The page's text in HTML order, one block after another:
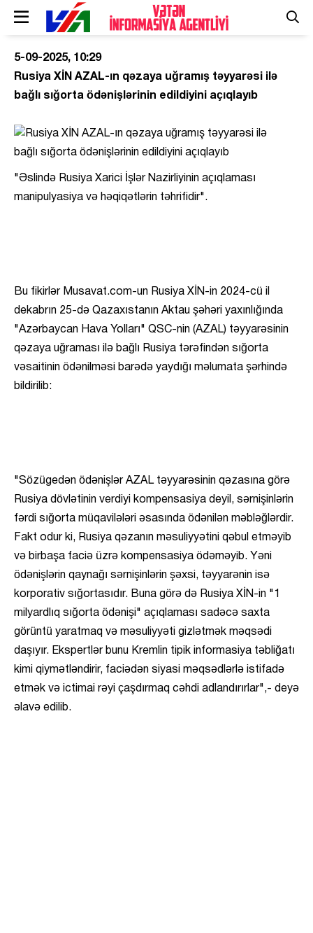
5-09-2025, 10:29
Rusiya XİN AZAL-ın qəzaya uğramış təyyarəsi ilə
bağlı sığorta ödənişlərinin edildiyini açıqlayıb
"Əslində Rusiya Xarici İşlər Nazirliyinin açıqlaması
manipulyasiya və həqiqətlərin təhrifidir".
Bu fikirlər Musavat.com-un Rusiya XİN-in 2024-cü il
dekabrın 25-də Qazaxıstanın Aktau şəhəri yaxınlığında
"Azərbaycan Hava Yolları" QSC-nin (AZAL) təyyarəsinin
qəzaya uğraması ilə bağlı Rusiya tərəfindən sığorta
vəsaitinin ödənilməsi barədə yaydığı məlumata şərhində
bildirilib:
"Sözügedən ödənişlər AZAL təyyarəsinin qəzasına görə
Rusiya dövlətinin verdiyi kompensasiya deyil, sərnişinlərin
fərdi sığorta müqavilələri əsasında ödənilən məbləğlərdir.
Fakt odur ki, Rusiya qəzanın məsuliyyətini qəbul etməyib
və birbaşa faciə üzrə kompensasiya ödəməyib. Yəni
ödənişlərin qaynağı sərnişinlərin şəxsi, təyyarənin isə
korporativ sığortasıdır. Buna görə də Rusiya XİN-in "1
milyardlıq sığorta ödənişi" açıqlaması sadəcə saxta
görüntü yaratmaq və məsuliyyəti gizlətmək məqsədi
daşıyır. Ekspertlər bunu Kremlin tipik informasiya təbliğatı
kimi qiymətləndirir, faciədən siyasi məqsədlərlə istifadə
etmək və ictimai rəyi çaşdırmaq cəhdi adlandırırlar",- deyə
əlavə edilib.